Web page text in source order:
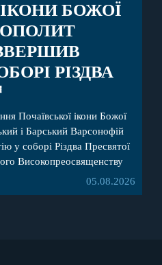
БОЖОЇ
РІЗДВА
Почаївської ікони Божої
і Барський Варсонофій
у соборі Різдва Пресвятої
Високопреосвященству
благочинні, духовенство
05.08.2026